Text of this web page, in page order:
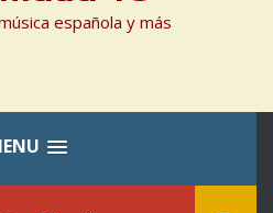
española y más